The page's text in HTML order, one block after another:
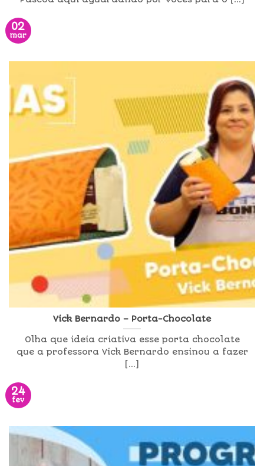
02
mar
Vick Bernardo – Porta-Chocolate
Olha que ideia criativa esse porta chocolate
que a professora Vick Bernardo ensinou a fazer
[...]
24
fev